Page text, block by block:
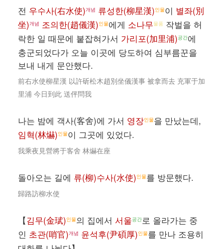
전 우수사(右水使)개념 류성한(柳星漢)인물이 별좌(別
坐)개념 조의한(趙儀漢)인물에게 소나무물품 작벌을 허
락한 일 때문에 붙잡혀가서 가리포(加里浦)공간에
충군되었다가 오늘 이곳에 당도하여 심부름꾼을
보내 내게 문안했다.
前右水使柳星漢 以許斫松木趙別坐儀漢事 被拿而去 充軍于加
里浦 今日到此 送伻問我
나는 밤에 객사(客舍)에 가서 영장인물을 만났는데,
임혁(林爀)인물이 그곳에 있었다.
我乘夜見營將于客舍 林爀在座
돌아오는 길에 류(柳)수사(水使)인물를 방문했다.
歸路訪柳水使
【김무(金珷)인물의 집에서 서울공간로 올라가는 중
인 초관(哨官)개념 윤석후(尹碩厚)인물를 만나 조용히